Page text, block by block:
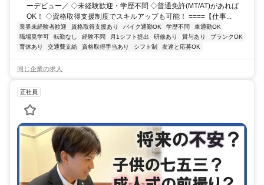
ーデビュー／ ◇未経験歓迎・学歴不問 ◇普通免許(MT/AT)があれば
OK！ ◇資格取得支援制度でスキルアップも可能！ ====【仕事...
業界未経験者歓迎 資格取得支援あり バイク通勤OK 学歴不問
車通勤OK
職場見学可
転勤なし 経験不問 月1シフト提出 研修あり 賞与あり
ブランクOK
育休あり
交通費支給 資格取得手当あり シフト制 友達と応募OK
同じ企業の求人
正社員